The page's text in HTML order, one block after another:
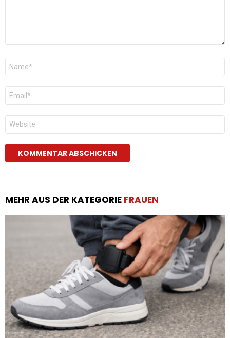
Name
E-
Mail
*
Website
MEHR AUS DER KATEGORIE FRAUEN